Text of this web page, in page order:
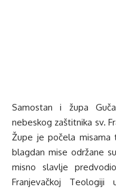
Samostan i župa
nebeskog zaštitnika sv.
Župe je počela misama
blagdan mise održane
misno slavlje
Franjevačkoj